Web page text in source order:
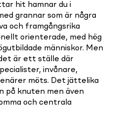
hit hamnar du i
grannar som är några
och framgångsrika
orienterade, med hög
människor. Men
är ett ställe där
invånare,
möts. Det jättelika
på knuten men även
och centrala